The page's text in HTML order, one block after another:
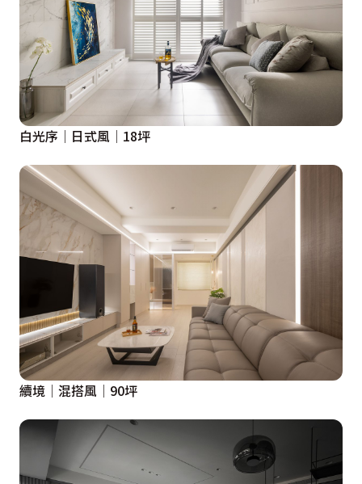
白光序│日式風│18坪
續境│混搭風│90坪